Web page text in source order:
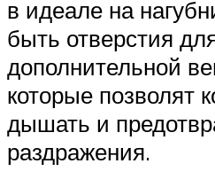
в идеале на
быть отверстия
дополнительной
которые позволят
дышать и
раздражения.